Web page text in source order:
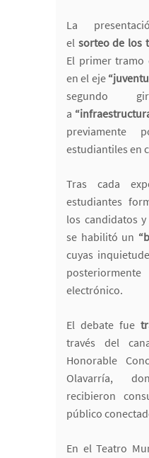
La
el sorteo de los
El primer tramo
en el eje
segundo
a
previamente
estudiantiles en
Tras cada
estudiantes
los candidatos y
se habilitó un
cuyas
electrónico.
El debate fue
través del
Honorable
Olavarría,
recibieron
público
En el Teatro